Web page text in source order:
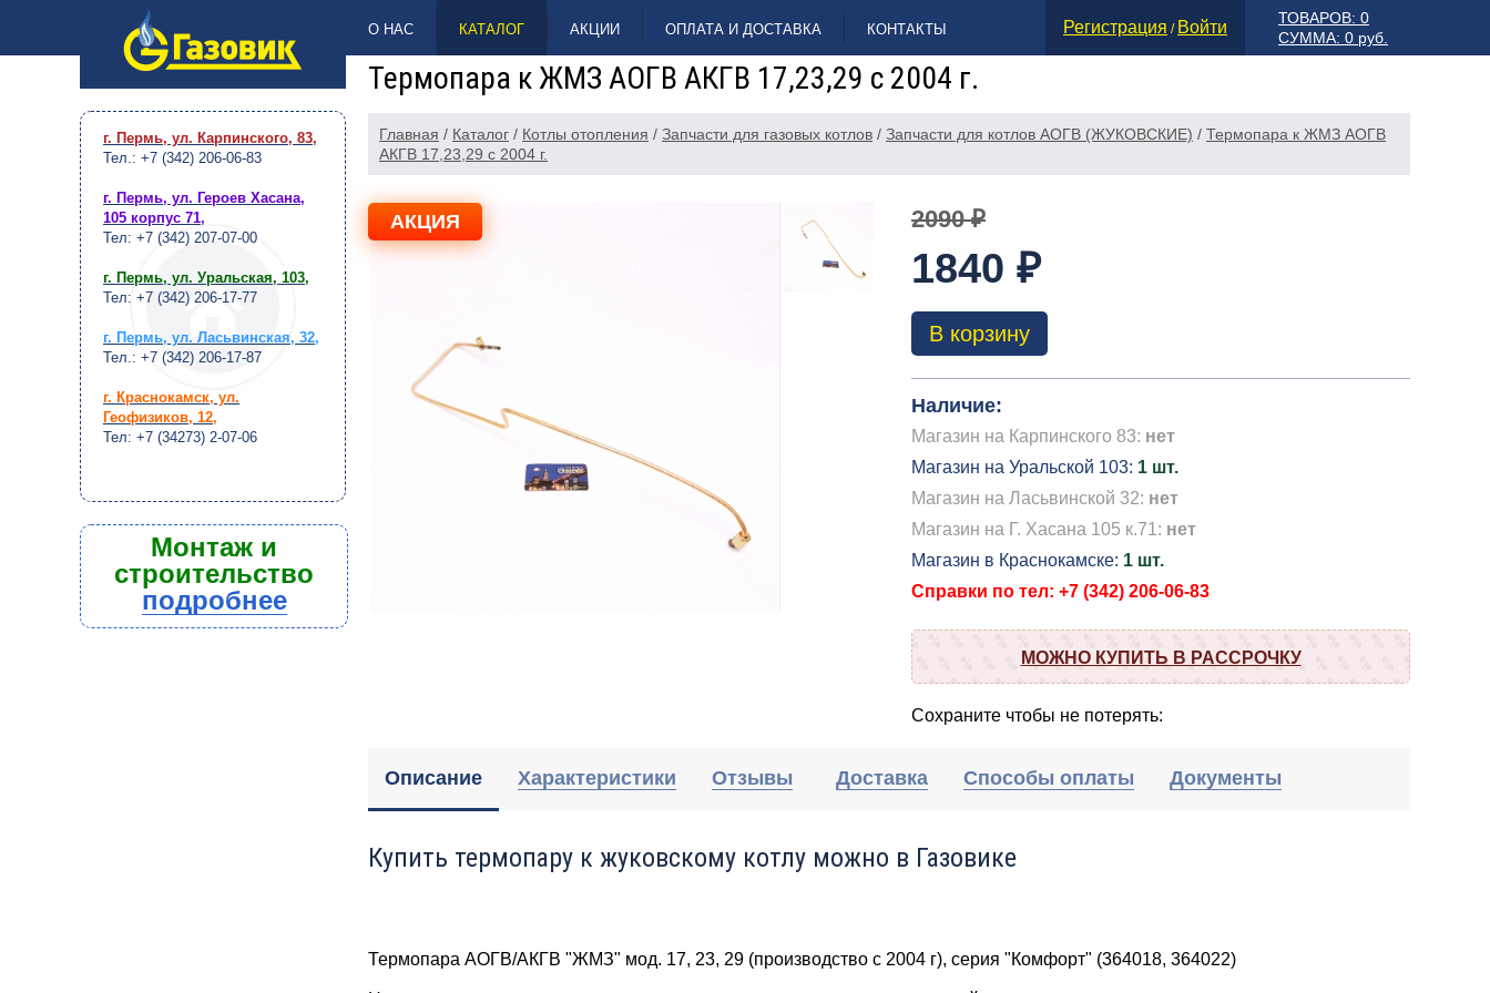
НАВЕРХ
О НАС КАТАЛОГ АКЦИИ ОПЛАТА И ДОСТАВКА КОНТАКТЫ
ТОВАРОВ: 0
СУММА: 0 руб.
Регистрация / Войти
Термопара к ЖМЗ АОГВ АКГВ 17,23,29 с 2004 г.
Главная / Каталог / Котлы отопления / Запчасти для газовых котлов / Запчасти для котлов АОГВ (ЖУКОВСКИЕ) / Термопара к ЖМЗ АОГВ
АКГВ 17,23,29 с 2004 г.
АКЦИЯ 2090 ₽
1840 ₽
В корзину
Наличие:
Магазин на Карпинского 83: нет
Магазин на Уральской 103: 1 шт.
Магазин на Ласьвинской 32: нет
Магазин на Г. Хасана 105 к.71: нет
Магазин в Краснокамске: 1 шт.
Справки по тел: +7 (342) 206-06-83
МОЖНО КУПИТЬ В РАССРОЧКУ
Сохраните чтобы не потерять:
Описание Характеристики Отзывы Доставка Способы оплаты Документы
Купить термопару к жуковскому котлу можно в Газовике
Термопара АОГВ/АКГВ "ЖМЗ" мод. 17, 23, 29 (производство с 2004 г), серия "Комфорт" (364018, 364022)
г. Пермь, ул. Карпинского, 83,
Тел.: +7 (342) 206-06-83
г. Пермь, ул. Героев Хасана,
105 корпус 71,
Тел: +7 (342) 207-07-00
г. Пермь, ул. Уральская, 103,
Тел: +7 (342) 206-17-77
г. Пермь, ул. Ласьвинская, 32,
Тел.: +7 (342) 206-17-87
г. Краснокамск, ул.
Геофизиков, 12,
Тел: +7 (34273) 2-07-06
Монтаж и
строительство
подробнее